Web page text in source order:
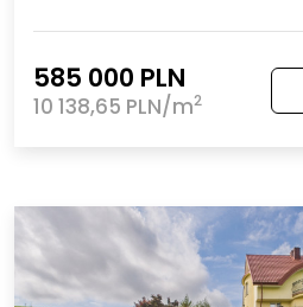
585 000 PLN
10 138,65 PLN/m2